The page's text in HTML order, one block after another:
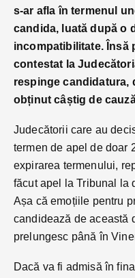
s-ar afla în termenul
candida, luată după o
incompatibilitate. Însă
contestat la
respinge candidatura,
obținut câștig de
Judecătorii care au
termen de apel de doar
expirarea termenului,
făcut apel la Tribunal la
Așa că emoțiile pentru
candidează de această
prelungesc până în
Dacă va fi admisă în